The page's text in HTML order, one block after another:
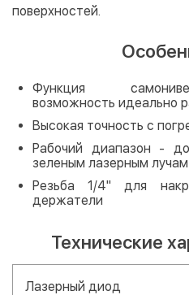
поверхностей.
Функция
возможность идеально
Высокая точность с
Рабочий диапазон -
зеленым лазерным лучам
Резьба 1/4" для
держатели
Технические
Лазерный диод